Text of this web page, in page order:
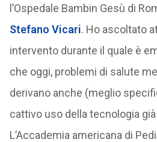
l’Ospedale Bambin Gesù di
Stefano Vicari. Ho ascoltato
intervento durante il quale è
che oggi, problemi di salute
derivano anche (meglio
cattivo uso della tecnologia
L’Accademia americana di